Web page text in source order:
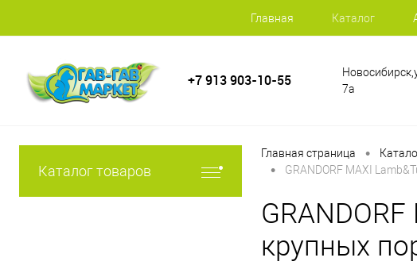
Главная Каталог
+7 913 903-10-55
7а
Каталог товаров
Главная страница •
• GRANDORF MAXI
крупных